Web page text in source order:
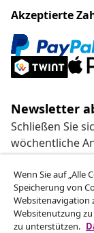
Akzeptierte
Newsletter
Schließen Sie
wöchentliche
Neuheiten von
Unsere
Wenn Sie auf „Alle
Speicherung von
Websitenavigation
Websitenutzung
zu unterstützen.